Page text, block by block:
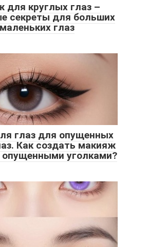
для круглых глаз –
секреты для больших
глаз
глаз для опущенных
Как создать макияж
опущенными уголками?